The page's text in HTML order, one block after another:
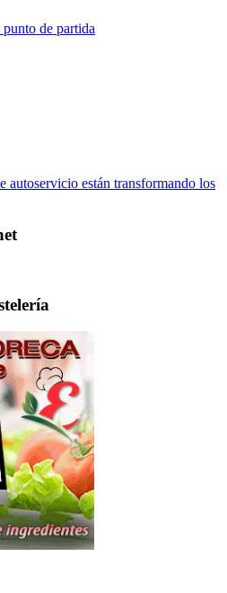
de partida
autoservicio están transformando los